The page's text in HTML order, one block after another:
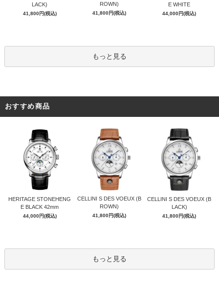
LACK)
41,800円(税込)
ROWN)
41,800円(税込)
E WHITE
44,000円(税込)
もっと見る
おすすめ商品
HERITAGE STONEHENG
E BLACK 42mm
44,000円(税込)
CELLINI S DES VOEUX (B
ROWN)
41,800円(税込)
CELLINI S DES VOEUX (B
LACK)
41,800円(税込)
もっと見る